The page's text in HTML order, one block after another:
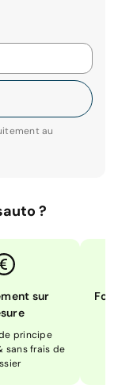
au
?
sur
principe
sans frais de